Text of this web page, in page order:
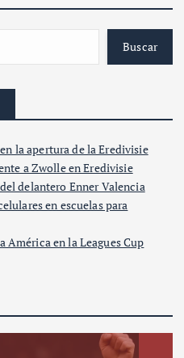
Buscar
la apertura de la Eredivisie
a Zwolle en Eredivisie
delantero Enner Valencia
en escuelas para
en la Leagues Cup